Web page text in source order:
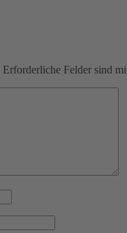
Erforderliche Felder sind